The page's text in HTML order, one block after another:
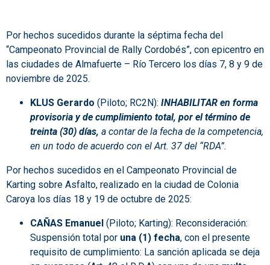
Por hechos sucedidos durante la séptima fecha del
“Campeonato Provincial de Rally Cordobés”, con epicentro en
las ciudades de Almafuerte – Río Tercero los días 7, 8 y 9 de
noviembre de 2025.
KLUS Gerardo (Piloto; RC2N): INHABILITAR en forma
provisoria y de cumplimiento total, por el término de
treinta (30) días, a contar de la fecha de la competencia,
en un todo de acuerdo con el Art. 37 del “RDA”.
Por hechos sucedidos en el Campeonato Provincial de
Karting sobre Asfalto, realizado en la ciudad de Colonia
Caroya los días 18 y 19 de octubre de 2025:
CAÑAS Emanuel (Piloto; Karting): Reconsideración:
Suspensión total por una (1) fecha, con el presente
requisito de cumplimiento: La sanción aplicada se deja